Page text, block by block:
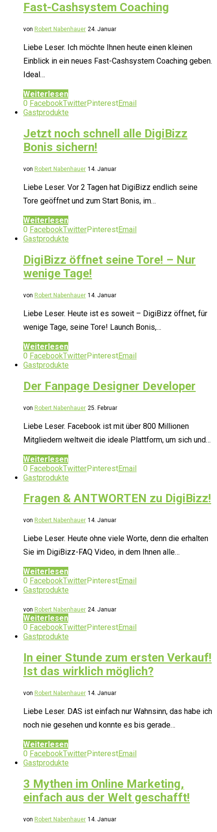
Fast-Cashsystem Coaching
von Robert Nabenhauer 24. Januar
Liebe Leser. Ich möchte Ihnen heute einen kleinen
Einblick in ein neues Fast-Cashsystem Coaching geben.
Ideal…
Weiterlesen
0 FacebookTwitterPinterestEmail
Gastprodukte
Jetzt noch schnell alle DigiBizz
Bonis sichern!
von Robert Nabenhauer 14. Januar
Liebe Leser. Vor 2 Tagen hat DigiBizz endlich seine
Tore geöffnet und zum Start Bonis, im…
Weiterlesen
0 FacebookTwitterPinterestEmail
Gastprodukte
DigiBizz öffnet seine Tore! – Nur
wenige Tage!
von Robert Nabenhauer 14. Januar
Liebe Leser. Heute ist es soweit – DigiBizz öffnet, für
wenige Tage, seine Tore! Launch Bonis,…
Weiterlesen
0 FacebookTwitterPinterestEmail
Gastprodukte
Der Fanpage Designer Developer
von Robert Nabenhauer 25. Februar
Liebe Leser. Facebook ist mit über 800 Millionen
Mitgliedern weltweit die ideale Plattform, um sich und…
Weiterlesen
0 FacebookTwitterPinterestEmail
Gastprodukte
Fragen & ANTWORTEN zu DigiBizz!
von Robert Nabenhauer 14. Januar
Liebe Leser. Heute ohne viele Worte, denn die erhalten
Sie im DigiBizz-FAQ Video, in dem Ihnen alle…
Weiterlesen
0 FacebookTwitterPinterestEmail
Gastprodukte
von Robert Nabenhauer 24. Januar
Weiterlesen
0 FacebookTwitterPinterestEmail
Gastprodukte
In einer Stunde zum ersten Verkauf!
Ist das wirklich möglich?
von Robert Nabenhauer 14. Januar
Liebe Leser. DAS ist einfach nur Wahnsinn, das habe ich
noch nie gesehen und konnte es bis gerade…
Weiterlesen
0 FacebookTwitterPinterestEmail
Gastprodukte
3 Mythen im Online Marketing,
einfach aus der Welt geschafft!
von Robert Nabenhauer 14. Januar